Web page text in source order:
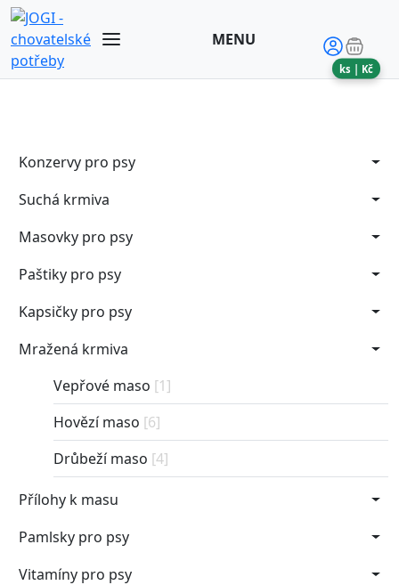
MENU
ks | Kč
Konzervy pro psy
Suchá krmiva
Masovky pro psy
Paštiky pro psy
Kapsičky pro psy
Mražená krmiva
Vepřové maso [1]
Hovězí maso [6]
Drůbeží maso [4]
Přílohy k masu
Pamlsky pro psy
Vitamíny pro psy